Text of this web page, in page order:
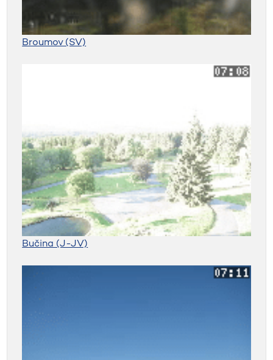
Broumov (SV)
Bučina (J-JV)